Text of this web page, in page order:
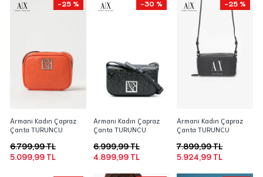
-25 %
Armani Kadın Çapraz
Çanta TURUNCU
5.099,99 TL
6.799,99 TL
-30 %
Armani Kadın Çapraz
Çanta TURUNCU
4.899,99 TL
6.999,99 TL
-25 %
Armani Kadın Çapraz
Çanta TURUNCU
5.924,99 TL
7.899,99 TL